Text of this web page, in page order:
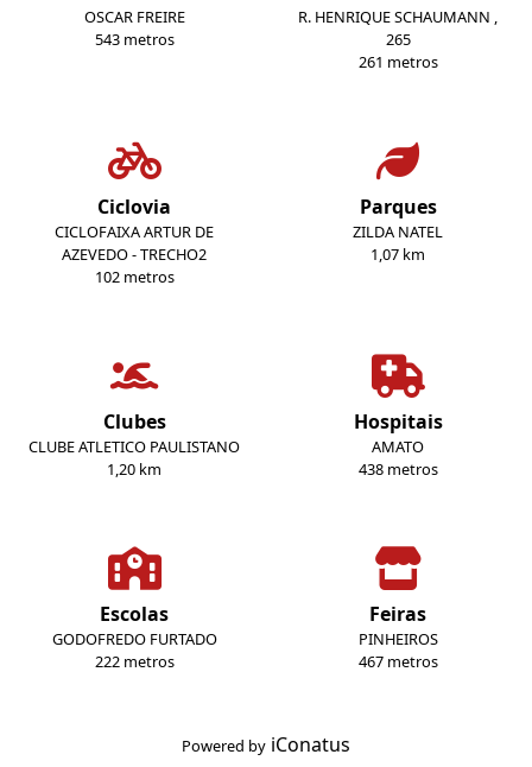
OSCAR FREIRE
543 metros
R. HENRIQUE SCHAUMANN ,
265
261 metros
Ciclovia
CICLOFAIXA ARTUR DE
AZEVEDO - TRECHO2
102 metros
Parques
ZILDA NATEL
1,07 km
Clubes
CLUBE ATLETICO PAULISTANO
1,20 km
Hospitais
AMATO
438 metros
Escolas
GODOFREDO FURTADO
222 metros
Feiras
PINHEIROS
467 metros
Powered by iConatus